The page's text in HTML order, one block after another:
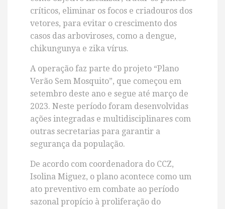
críticos, eliminar os focos e criadouros dos
vetores, para evitar o crescimento dos
casos das arboviroses, como a dengue,
chikungunya e zika vírus.
A operação faz parte do projeto “Plano
Verão Sem Mosquito”, que começou em
setembro deste ano e segue até março de
2023. Neste período foram desenvolvidas
ações integradas e multidisciplinares com
outras secretarias para garantir a
segurança da população.
De acordo com coordenadora do CCZ,
Isolina Miguez, o plano acontece como um
ato preventivo em combate ao período
sazonal propício à proliferação do